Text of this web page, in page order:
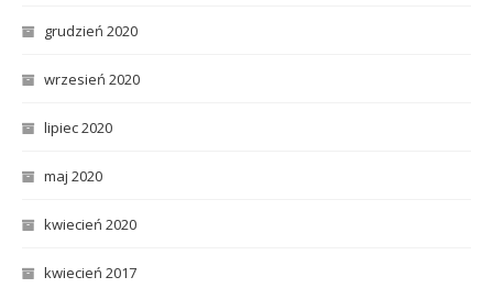
grudzień 2020
wrzesień 2020
lipiec 2020
maj 2020
kwiecień 2020
kwiecień 2017